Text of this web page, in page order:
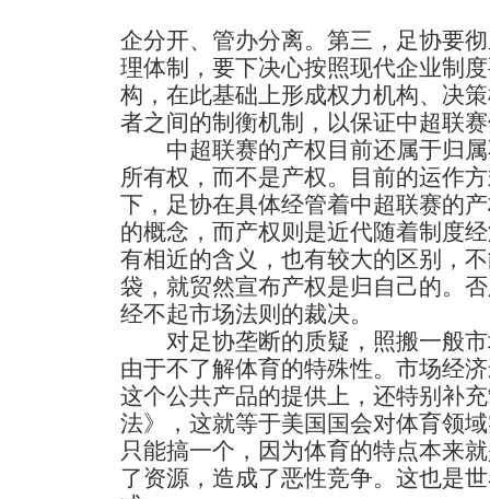
企分开、管办分离。第三，足协要
理体制，要下决心按照现代企业制
构，在此基础上形成权力机构、决
者之间的制衡机制，以保证中超联
中超联赛的产权目前还属于归属
所有权，而不是产权。目前的运作
下，足协在具体经管着中超联赛的
的概念，而产权则是近代随着制度
有相近的含义，也有较大的区别，
袋，就贸然宣布产权是归自己的。
经不起市场法则的裁决。
对足协垄断的质疑，照搬一般市
由于不了解体育的特殊性。市场经
这个公共产品的提供上，还特别补
法》，这就等于美国国会对体育领
只能搞一个，因为体育的特点本来
了资源，造成了恶性竞争。这也是